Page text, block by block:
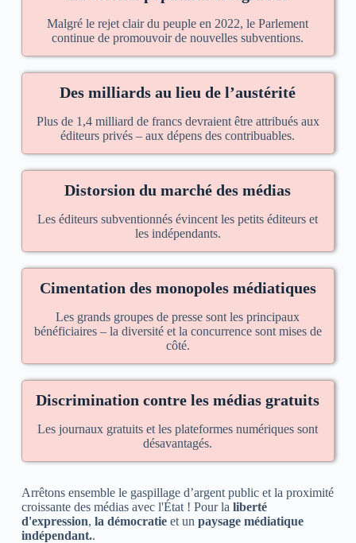
Malgré le rejet clair du peuple en 2022, le Parlement
continue de promouvoir de nouvelles subventions.
Des milliards au lieu de l’austérité
Plus de 1,4 milliard de francs devraient être attribués aux
éditeurs privés – aux dépens des contribuables.
Distorsion du marché des médias
Les éditeurs subventionnés évincent les petits éditeurs et
les indépendants.
Cimentation des monopoles médiatiques
Les grands groupes de presse sont les principaux
bénéficiaires – la diversité et la concurrence sont mises de
côté.
Discrimination contre les médias gratuits
Les journaux gratuits et les plateformes numériques sont
désavantagés.
Arrêtons ensemble le gaspillage d’argent public et la proximité
croissante des médias avec l'État ! Pour la liberté
d'expression, la démocratieet un paysage médiatique
indépendant..